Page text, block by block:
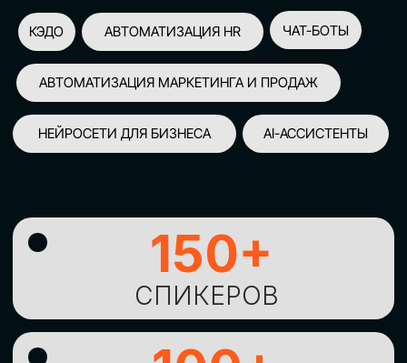
УЧАСТНИКОВ
2500+
GLOBAL TECH FORUM –
ИЗУЧЕНИЯНОВЫХ
ТЕХНОЛОГИЙИ
СТРАТЕГИЧЕСКИХ
ПОДХОДОВ К ЦИФРОВОЙ
ТРАНСФОРМАЦИИ
БИЗНЕСА